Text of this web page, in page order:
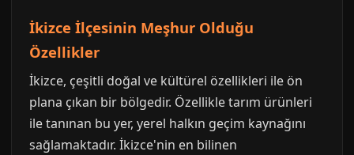
İkizce İlçesinin Meşhur Olduğu
Özellikler
İkizce, çeşitli doğal ve kültürel özellikleri ile ön
plana çıkan bir bölgedir. Özellikle tarım ürünleri
ile tanınan bu yer, yerel halkın geçim kaynağını
sağlamaktadır. İkizce'nin en bilinen